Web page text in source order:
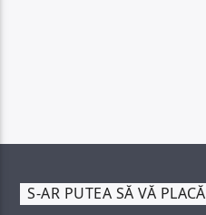
S-AR PUTEA SĂ VĂ PLACĂ